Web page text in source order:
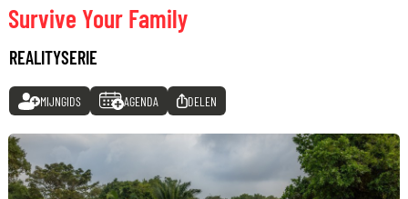
Survive Your Family
REALITYSERIE
MIJNGIDS AGENDA DELEN